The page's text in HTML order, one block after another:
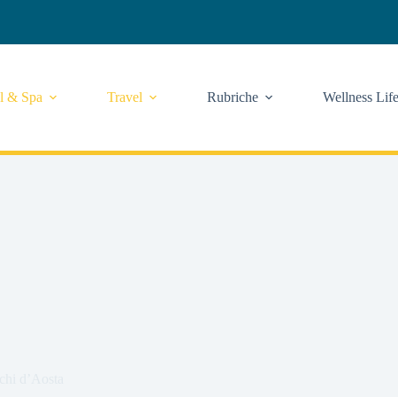
& Spa Travel Rubriche Wellness Life